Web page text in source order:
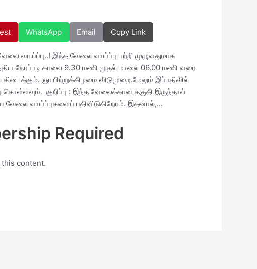
WhatsApp Email Copy Link
வாய்ப்பு..! இந்த வேலை வாய்ப்பு பற்றி முழுவதுமாக
நேரப்படி காலை 9.30 மணி முதல் மாலை 06.00 மணி வரை
ஞாயிற்றுக்கிழமை விடுமுறை.மேலும் இப்பதிவில்
குறிப்பு : இந்த வேலைக்கான தகுதி இருந்தால்
வாய்ப்புகளைப் பதிவிடுகிறோம். இதனால்,...
Required
content.